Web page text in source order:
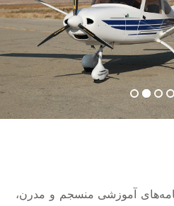
آموزشی منسجم و مدرن،